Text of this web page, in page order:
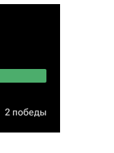
2 победы